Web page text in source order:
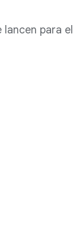
para el